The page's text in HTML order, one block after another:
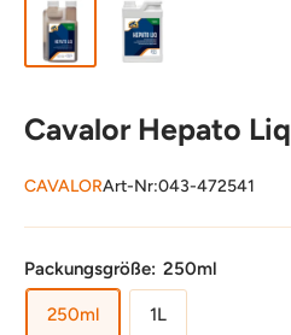
Cavalor Hepato Liq
CAVALORArt-Nr:043-472541
Packungsgröße: 250ml
250ml 1L